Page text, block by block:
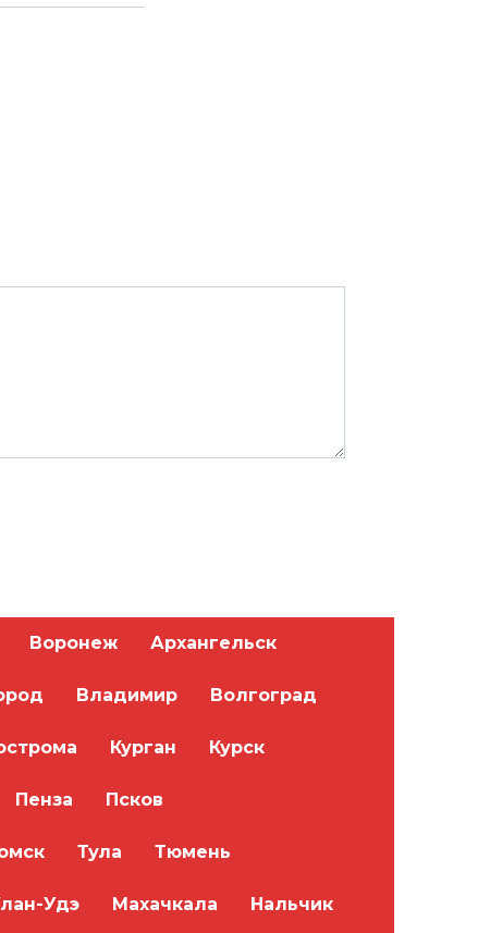
Воронеж Архангельск
Владимир Волгоград
Курган Курск
Пенза Псков
Тула Тюмень
Удэ Махачкала Нальчик